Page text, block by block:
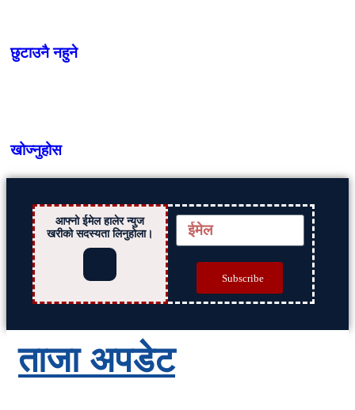
छुटाउनै नहुने
खोज्नुहोस
आफ्नो ईमेल हालेर न्युज
खरीको सदस्यता लिनुहोला।
Subscribe
ताजा अपडेट